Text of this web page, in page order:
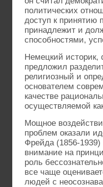
политических
доступ к принятию
принадлежит и
способностями,
Немецкий
предложил
религиозный и
основателем
качестве
осуществляемой
Мощное
проблем оказали
Фрейда (1856-
внимание на
роль
все чаще
людей с